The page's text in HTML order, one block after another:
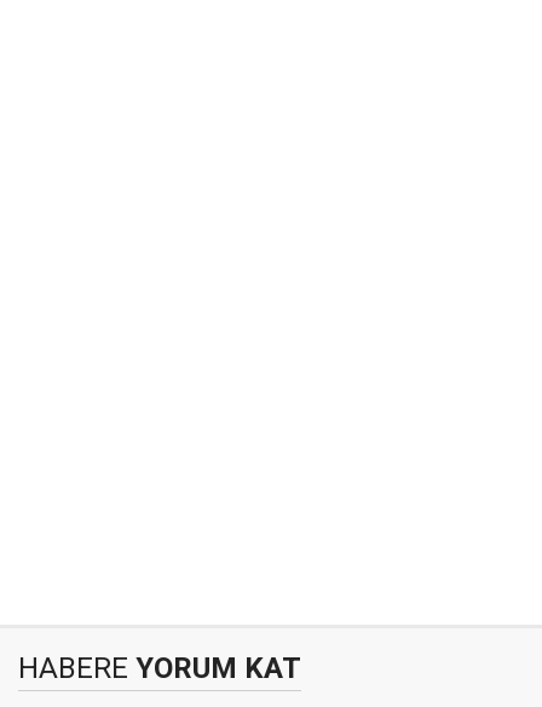
HABERE YORUM KAT